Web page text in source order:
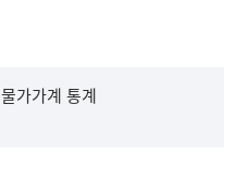
물가가계 통계